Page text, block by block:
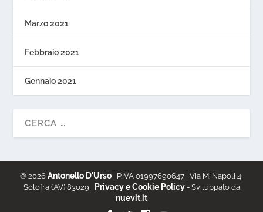
Marzo 2021
Febbraio 2021
Gennaio 2021
© 2026 Antonello D'Urso | P.IVA 01997690647 | Via M. Napoli 4,
Solofra (AV) 83029 | Privacy e Cookie Policy- Sviluppato da
nuevit.it